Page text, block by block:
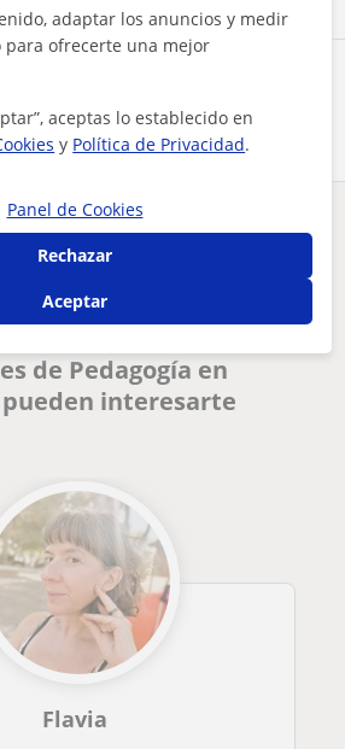
profesor
en este perfil?Cuéntanos
A domicilio
de refuerzo educativo en primar...
de Pedagogía en
interesarte
Flavia
adaptar los anuncios y medir
para ofrecerte una mejor
aceptas lo establecido en
y Política de Privacidad.
Panel de Cookies
Rechazar
Aceptar